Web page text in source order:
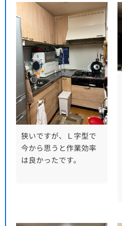
狭いですが、Ｌ字型で
今から思うと作業効率
は良かったです。